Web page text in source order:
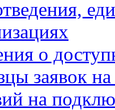
о
заявок
на